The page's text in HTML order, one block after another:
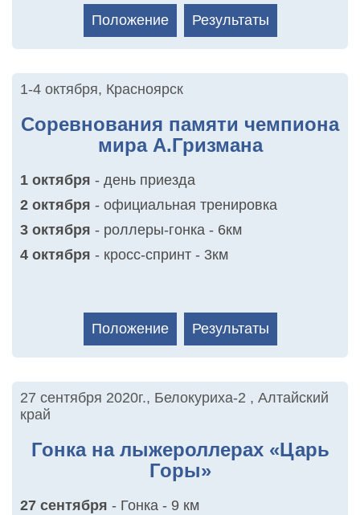
Положение Результаты
1-4 октября, Красноярск
Соревнования памяти чемпиона
мира А.Гризмана
1 октября - день приезда
2 октября - официальная тренировка
3 октября - роллеры-гонка - 6км
4 октября - кросс-спринт - 3км
Положение Результаты
27 сентября 2020г., Белокуриха-2 , Алтайский
край
Гонка на лыжероллерах «Царь
Горы»
27 сентября - Гонка - 9 км